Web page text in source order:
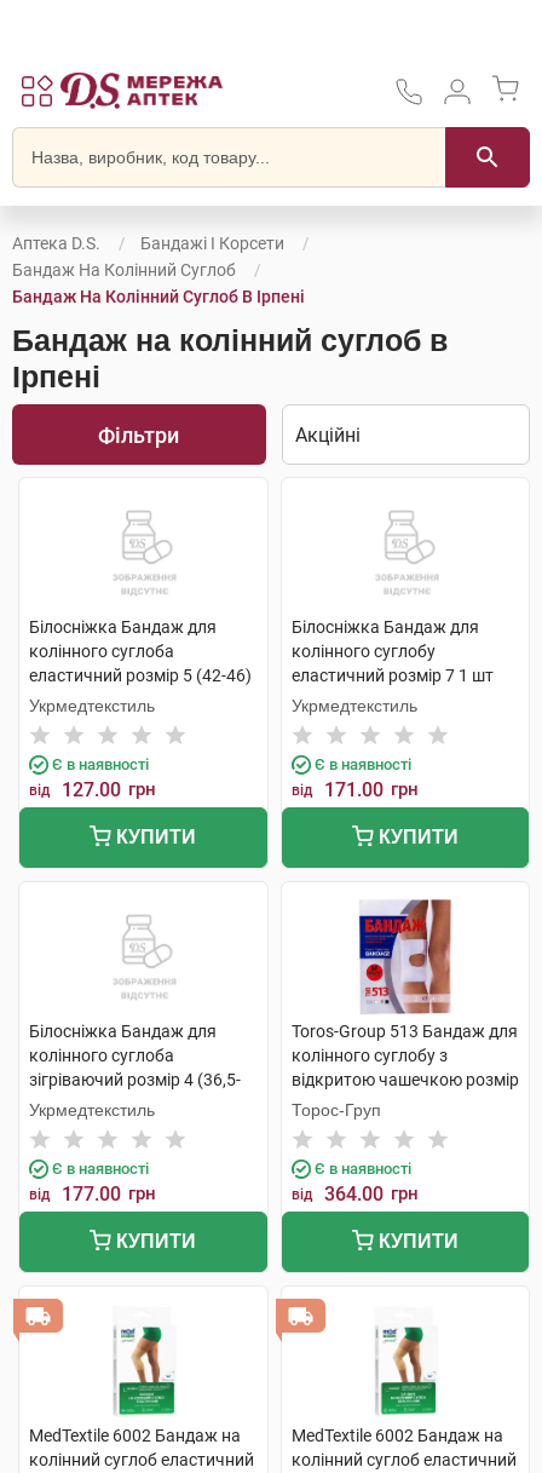
Аптека D.S.
Бандажі І Корсети
Бандаж На Колінний Суглоб
Бандаж На Колінний Суглоб В Ірпені
Бандаж на колінний суглоб в
Ірпені
Фільтри
Білосніжка Бандаж для
колінного суглоба
еластичний розмір 5 (42-46)
1 шт
Укрмедтекстиль
Є в наявності
від 127.00 грн
КУПИТИ
Білосніжка Бандаж для
колінного суглобу
еластичний розмір 7 1 шт
Укрмедтекстиль
Є в наявності
від 171.00 грн
КУПИТИ
Білосніжка Бандаж для
колінного суглоба
зігріваючий розмір 4 (36,5-
39) 1 шт
Укрмедтекстиль
Є в наявності
від 177.00 грн
КУПИТИ
Toros-Group 513 Бандаж для
колінного суглобу з
відкритою чашечкою розмір
3 бежевий 1 шт
Торос-Груп
Є в наявності
від 364.00 грн
КУПИТИ
MedTextile 6002 Бандаж на
колінний суглоб еластичний
MedTextile 6002 Бандаж на
колінний суглоб еластичний